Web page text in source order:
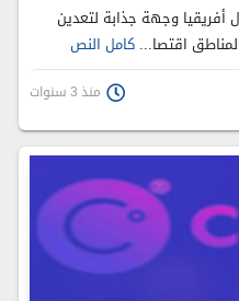
وجهة جذابة لتعدين
اقتصا...كامل النص
منذ 3 سنوات